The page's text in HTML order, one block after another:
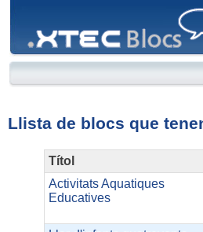
Llista de blocs que
Títol
Activitats Aquatiques
Educatives